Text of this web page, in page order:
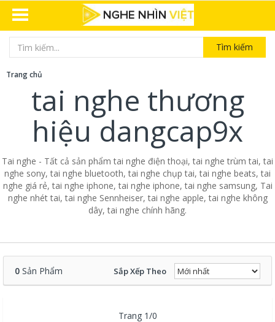
Tìm kiếm
Trang chủ
tai nghe thương
hiệu dangcap9x
Tai nghe - Tất cả sản phẩm tai nghe điện thoại, tai nghe trùm tai, tai
nghe sony, tai nghe bluetooth, tai nghe chụp tai, tai nghe beats, tai
nghe giá rẻ, tai nghe iphone, tai nghe iphone, tai nghe samsung, Tai
nghe nhét tai, tai nghe Sennheiser, tai nghe apple, tai nghe không
dây, tai nghe chính hãng.
0 Sản Phẩm Sắp Xếp Theo
Trang 1/0